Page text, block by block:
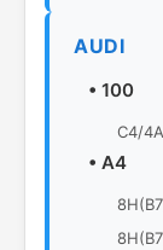
AUDI
• 100
C4/
• A4